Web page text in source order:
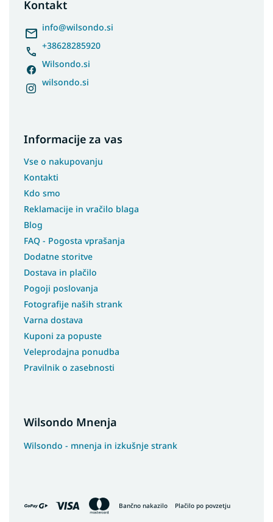
Kontakt
info@wilsondo.si
+38628285920
Wilsondo.si
wilsondo.si
Informacije za vas
Vse o nakupovanju
Kontakti
Kdo smo
Reklamacije in vračilo blaga
Blog
FAQ - Pogosta vprašanja
Dodatne storitve
Dostava in plačilo
Pogoji poslovanja
Fotografije naših strank
Varna dostava
Kuponi za popuste
Veleprodajna ponudba
Pravilnik o zasebnosti
Wilsondo Mnenja
Wilsondo - mnenja in izkušnje strank
Bančno nakazilo Plačilo po povzetju